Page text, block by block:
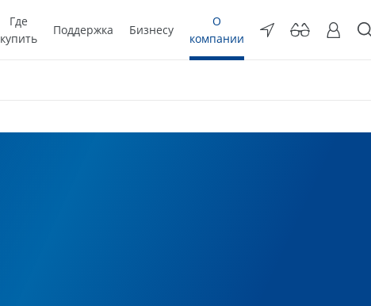
Где
купить
Поддержка Бизнесу
О
компании